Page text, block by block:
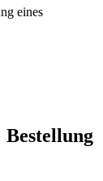
eines
Bestellung